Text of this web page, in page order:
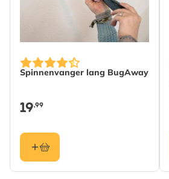
Spinnenvanger lang BugAway
19,99